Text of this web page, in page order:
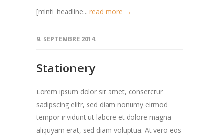
[minti_headline... read more →
9. SEPTEMBRE 2014.
Stationery
Lorem ipsum dolor sit amet, consetetur
sadipscing elitr, sed diam nonumy eirmod
tempor invidunt ut labore et dolore magna
aliquyam erat, sed diam voluptua. At vero eos